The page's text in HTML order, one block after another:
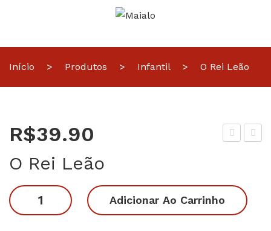
Início > Produtos > Infantil > O Rei Leão
ry
R$39.90
O Rei Leão
O
Rei
Adicionar Ao Carrinho